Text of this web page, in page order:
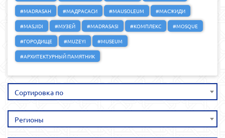
#MADRASAH
#МАДРАСАСИ #MAUSOLEUM
#МАСЖИДИ
#MASJIDI
#МУЗЕЙ #MADRASASI #КОМПЛЕКС
#MOSQUE
#ГОРОДИЩЕ
#MUZEYI
#MUSEUM
#АРХИТЕКТУРНЫЙ ПАМЯТНИК
Сортировка по
Регионы